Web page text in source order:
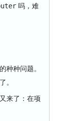
吗，难
种问题。
。
来了：在项